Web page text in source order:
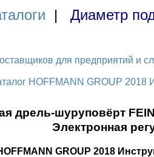
| Диаметр
для предприятий и
HOFFMANN GROUP 2018
дрель-шуруповёрт
Электронная
GROUP 2018